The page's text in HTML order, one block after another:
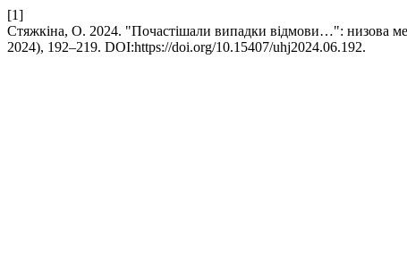
[1]
Стяжкіна, О. 2024. "Почастішали випадки відмови…": низова
2024), 192–219. DOI:https://doi.org/10.15407/uhj2024.06.192.